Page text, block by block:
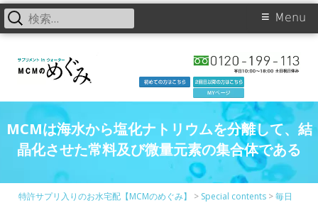
Primary
Menu
検
索:
MCMは海水から塩化ナトリウムを分離して、結
晶化させた常料及び微量元素の集合体である
特許サプリ入りのお水宅配【MCMのめぐみ】 > Special contents >毎日